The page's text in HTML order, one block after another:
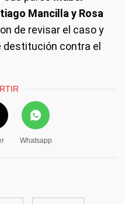
Mancilla y Rosa
de revisar el caso y
contra el
Whatsapp